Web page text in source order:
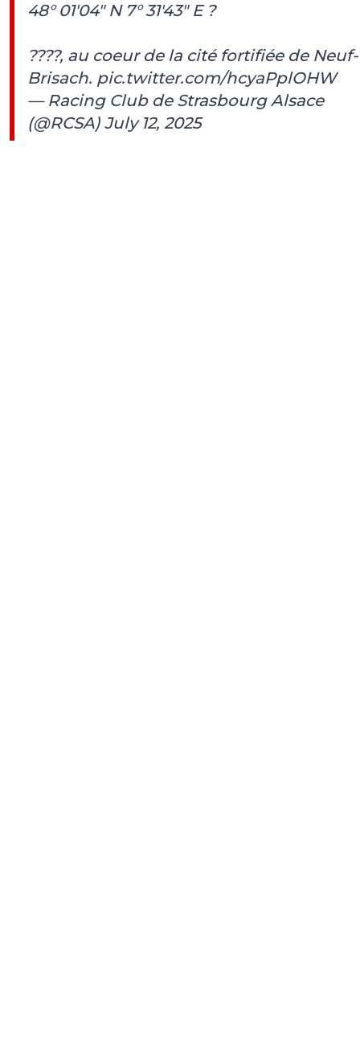
48° 01′04″ N 7° 31′43″ E ?
????, au coeur de la cité fortifiée de Neuf-
Brisach. pic.twitter.com/hcyaPplOHW
— Racing Club de Strasbourg Alsace
(@RCSA) July 12, 2025